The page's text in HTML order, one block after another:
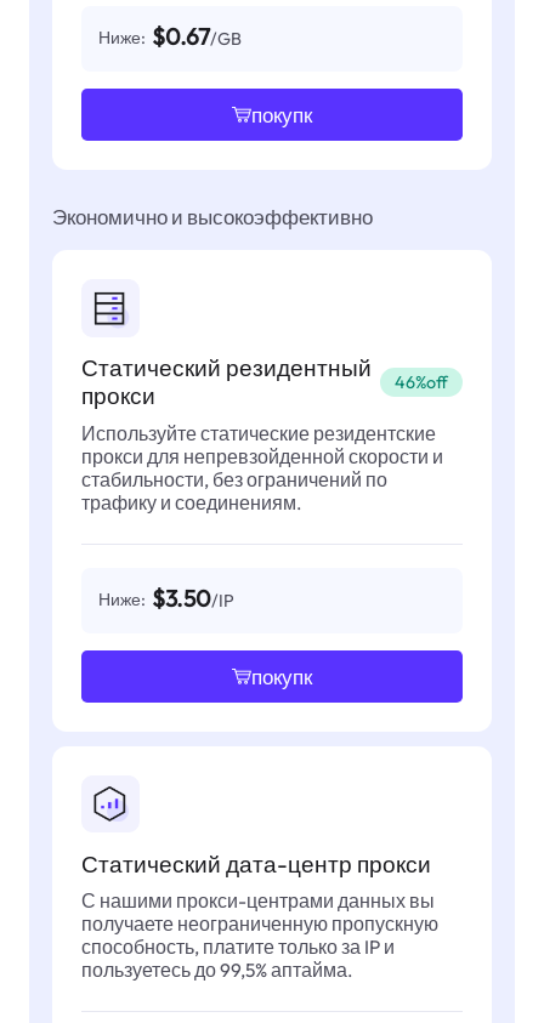
Ниже: $0.67/GB
покупк
Экономично и высокоэффективно
Статический резидентный
прокси
46%off
Используйте статические резидентские
прокси для непревзойденной скорости и
стабильности, без ограничений по
трафику и соединениям.
Ниже: $3.50/IP
покупк
Статический дата-центр прокси
С нашими прокси-центрами данных вы
получаете неограниченную пропускную
способность, платите только за IP и
пользуетесь до 99,5% аптайма.